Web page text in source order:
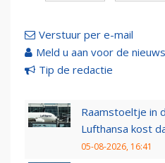
Verstuur per e-mail
Meld u aan voor de
Tip de redactie
Raamstoeltje in
Lufthansa kost
05-08-2026, 16:41